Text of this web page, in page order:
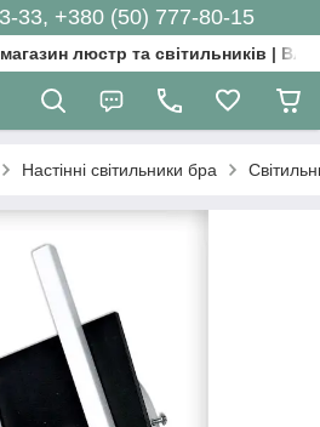
33, +380 (50) 777-80-15
люстр та світильників |
Настінні світильники бра